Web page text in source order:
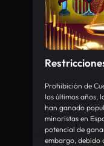
Prohibición de
los últimos años,
han ganado
minoristas en
potencial de
embargo, debido